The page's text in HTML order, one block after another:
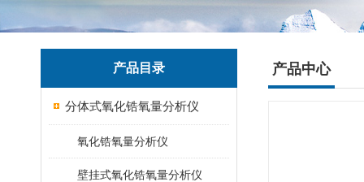
产品目录
分体式氧化锆氧量分析仪
氧化锆氧量分析仪
壁挂式氧化锆氧量分析仪
产品中心